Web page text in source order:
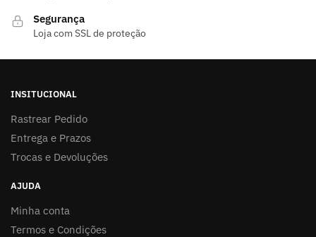
Segurança
Loja com SSL de proteção
INSITUCIONAL
Rastrear Pedido
Entrega e Prazos
Trocas e Devoluções
AJUDA
Minha conta
Termos e Condições